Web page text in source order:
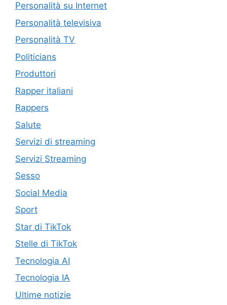
Personalità su Internet
Personalità televisiva
Personalità TV
Politicians
Produttori
Rapper italiani
Rappers
Salute
Servizi di streaming
Servizi Streaming
Sesso
Social Media
Sport
Star di TikTok
Stelle di TikTok
Tecnologia AI
Tecnologia IA
Ultime notizie